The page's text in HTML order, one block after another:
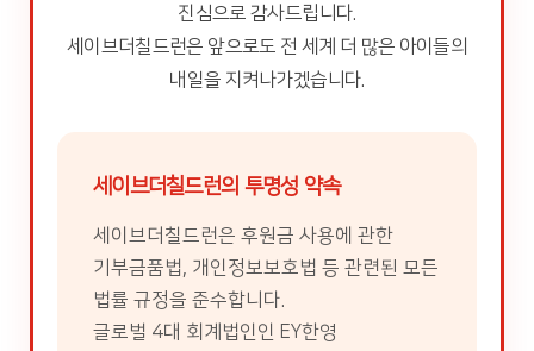
진심으로 감사드립니다.
세이브더칠드런은 앞으로도 전 세계 더 많은 아이들의
내일을 지켜나가겠습니다.
세이브더칠드런의 투명성 약속
세이브더칠드런은 후원금 사용에 관한
기부금품법, 개인정보보호법 등 관련된 모든
법률 규정을 준수합니다.
글로벌 4대 회계법인인 EY한영